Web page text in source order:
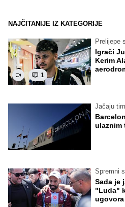
NAJČITANIJE IZ KATEGORIJE
1
Prelijepe
Igrači
Kerim
Jačaju tim
ulaznim
Spremni
Sada je
"Luda"